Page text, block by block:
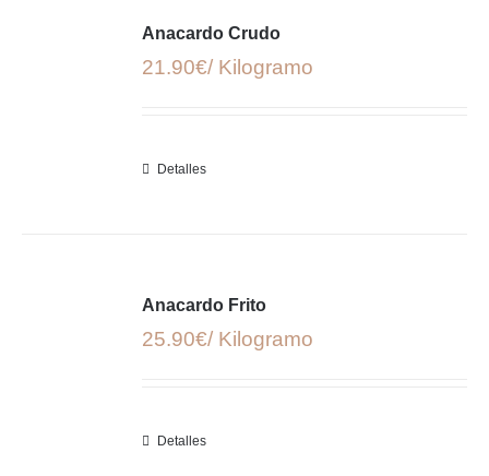
Anacardo Crudo
21.90€/ Kilogramo
Detalles
Anacardo Frito
25.90€/ Kilogramo
Detalles